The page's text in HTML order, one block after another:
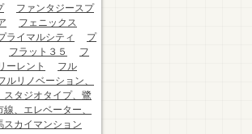
ファンタジースプ
フェニックス
ライマルシティ
プ
フラット３５
フ
ーレント
フル
ルリノベーション、
スタジオタイプ、鷺
、エレベーター、
スカイマンション